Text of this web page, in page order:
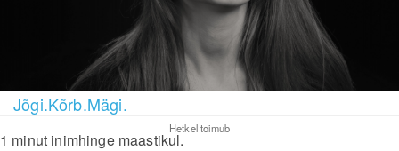
Jõgi.Kõrb.Mägi.
Hetkel toimub
1 minut inimhinge maastikul.